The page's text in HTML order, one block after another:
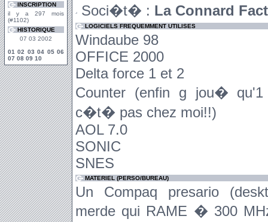
INSCRIPTION
il y a 297 mois
(#1102)
HISTORIQUE
07 03 2002
01 02 03 04 05 06
07 08 09 10
Soci�t� : La Connard
LOGICIELS FREQUEMMENT UTILISES
Windaube 98
OFFICE 2000
Delta force 1 et 2
Counter (enfin g jou�
c�t� pas chez moi!!)
AOL 7.0
SONIC
SNES
MATERIEL (PERSO/BUREAU)
Un Compaq presario
merde qui RAME � 300